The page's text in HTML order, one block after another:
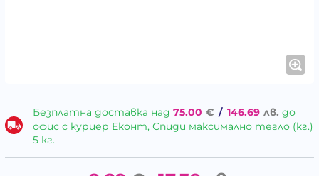
Безплатна доставка над 75.00 € / 146.69 лв. до
офис с куриер Еконт, Спиди максимално тегло (кг.)
5 кг.